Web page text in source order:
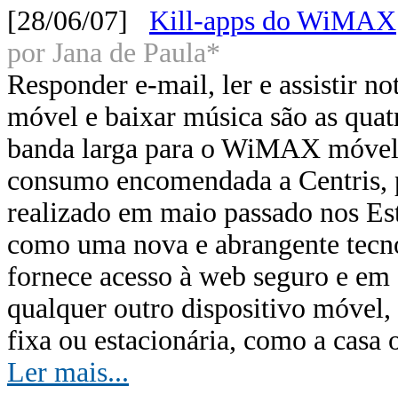
[28/06/07] Kill-apps do WiMAX
por Jana de Paula*
Responder e-mail, ler e assistir
móvel e baixar música são as
banda larga para o WiMAX
consumo encomendada a
realizado em maio passado nos
como uma nova e abrangente
fornece acesso à web seguro e
qualquer outro dispositivo
fixa ou estacionária, como a casa
Ler mais...